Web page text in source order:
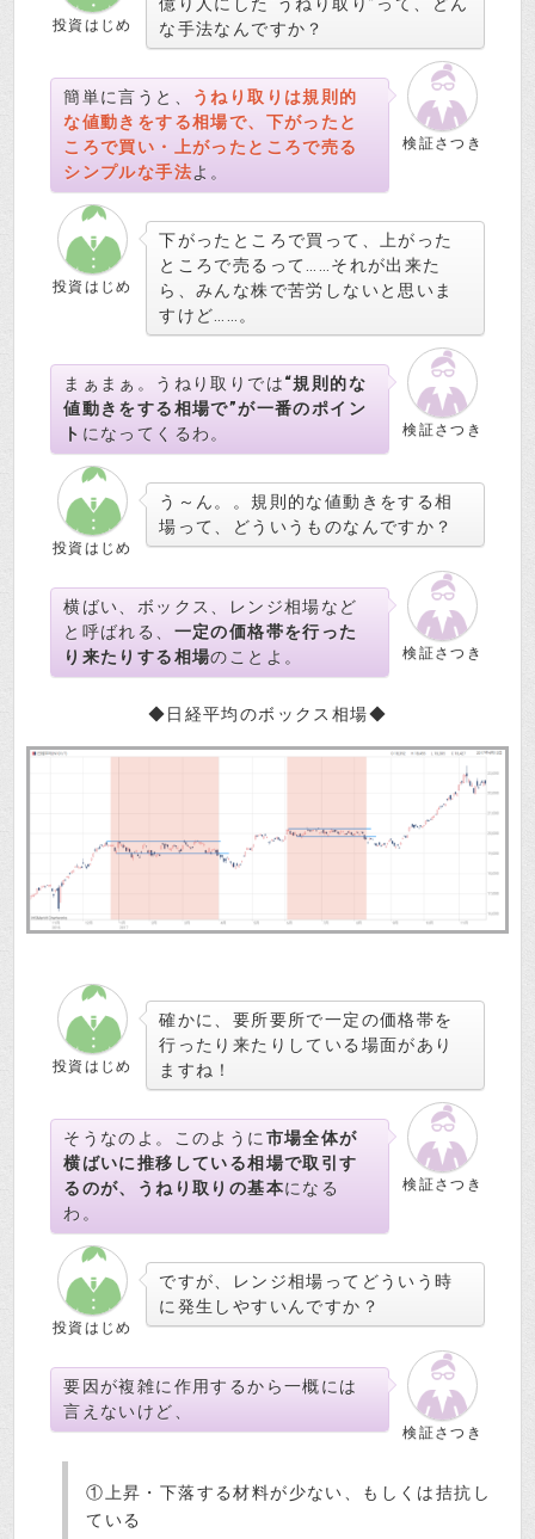
投資はじめ
億り人にした“うねり取り”って、どん
な手法なんですか？
検証さつき
簡単に言うと、
うねり取りは規則的
な値動きをする相場で、下がったと
ころで買い・上がったところで売る
シンプルな手法よ。
投資はじめ
下がったところで買って、上がった
ところで売るって……それが出来た
ら、みんな株で苦労しないと思いま
すけど……。
検証さつき
まぁまぁ。うねり取りでは“規則的な
値動きをする相場で”が一番のポイン
ト になってくるわ。
投資はじめ
う～ん。。規則的な値動きをする相
場って、どういうものなんですか？
検証さつき
横ばい、ボックス、レンジ相場など
と呼ばれる、 一定の価格帯を行った
り来たりする相場のことよ。
◆日経平均のボックス相場◆
投資はじめ
確かに、要所要所で一定の価格帯を
行ったり来たりしている場面があり
ますね！
検証さつき
そうなのよ。このように 市場全体が
横ばいに推移している相場で取引す
るのが、うねり取りの基本になる
わ。
投資はじめ
ですが、レンジ相場ってどういう時
に発生しやすいんですか？
検証さつき
要因が複雑に作用するから一概には
言えないけど、
①上昇・下落する材料が少ない、もしくは拮抗し
ている